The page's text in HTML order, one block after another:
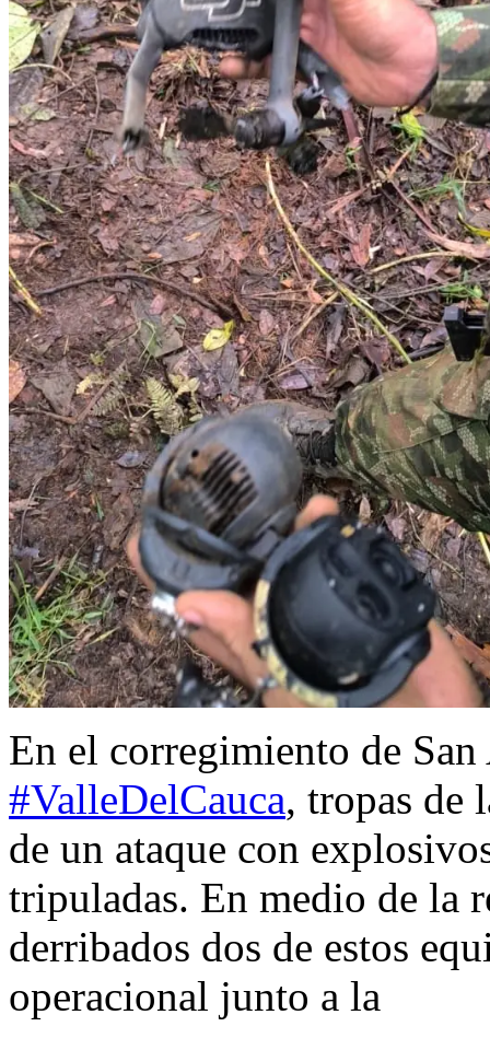
En el corregimiento de
#ValleDelCauca, tropas de
de un ataque con
tripuladas. En medio de la
derribados dos de estos
operacional junto a la